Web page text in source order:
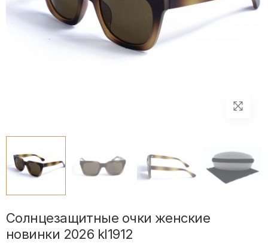
Солнцезащитные очки женские
новинки 2026 kl1912